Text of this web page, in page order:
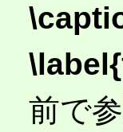
前で